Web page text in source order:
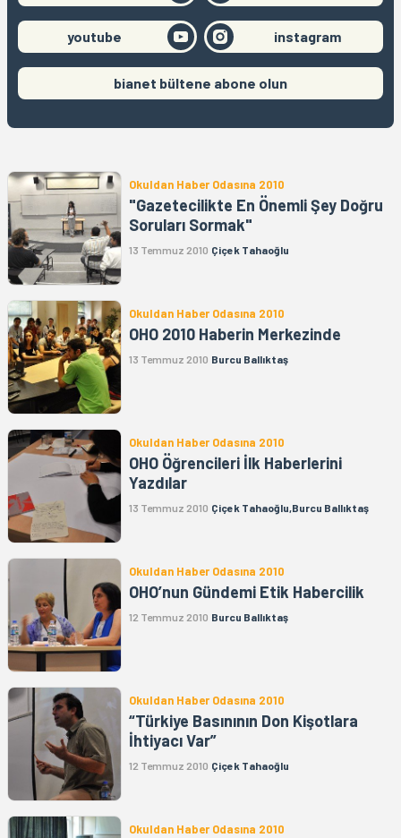
youtube instagram
bianet bültene abone olun
Okuldan Haber Odasına 2010
"Gazetecilikte En Önemli Şey Doğru
Soruları Sormak"
13 Temmuz 2010 Çiçek Tahaoğlu
Okuldan Haber Odasına 2010
OHO 2010 Haberin Merkezinde
13 Temmuz 2010 Burcu Ballıktaş
Okuldan Haber Odasına 2010
OHO Öğrencileri İlk Haberlerini
Yazdılar
13 Temmuz 2010 Çiçek Tahaoğlu,Burcu Ballıktaş
Okuldan Haber Odasına 2010
OHO’nun Gündemi Etik Habercilik
12 Temmuz 2010 Burcu Ballıktaş
Okuldan Haber Odasına 2010
“Türkiye Basınının Don Kişotlara
İhtiyacı Var”
12 Temmuz 2010 Çiçek Tahaoğlu
Okuldan Haber Odasına 2010